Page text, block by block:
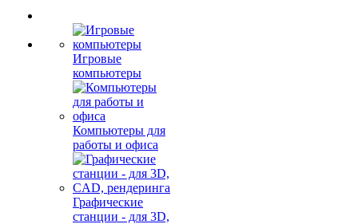
Игровые
компьютеры
Компьютеры для
работы и офиса
Графические
станции - для 3D,